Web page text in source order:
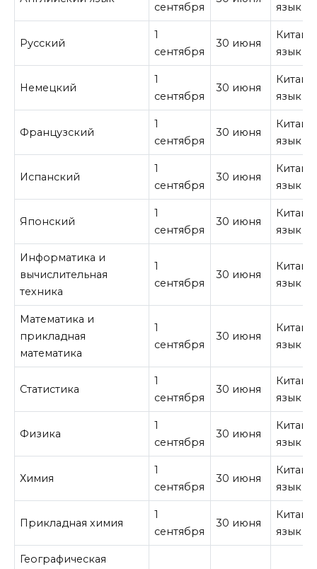
сентября язык
Русский
1
сентября
30 июня
язык
Немецкий
1
сентября
30 июня
язык
Французский
1
сентября
30 июня
язык
Испанский
1
сентября
30 июня
язык
Японский
1
сентября
30 июня
язык
Информатика и
вычислительная
техника
1
сентября
30 июня
язык
Математика и
прикладная
математика
1
сентября
30 июня
язык
Статистика
1
сентября
30 июня
язык
Физика
1
сентября
30 июня
язык
Химия
1
сентября
30 июня
язык
Прикладная химия
1
сентября
30 июня
язык
Географическая